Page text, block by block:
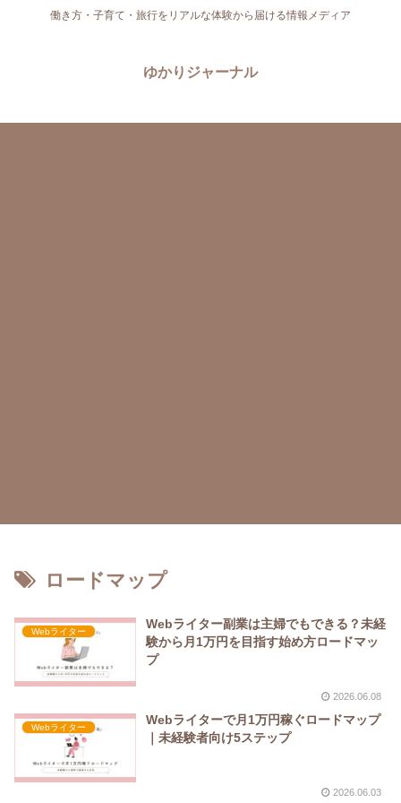
働き方・子育て・旅行をリアルな体験から届ける情報メディア
ゆかりジャーナル
ロードマップ
Webライター
Webライター副業は主婦でもできる？未経
験から月1万円を目指す始め方ロードマッ
プ
2026.06.08
Webライター
Webライターで月1万円稼ぐロードマップ
｜未経験者向け5ステップ
2026.06.03